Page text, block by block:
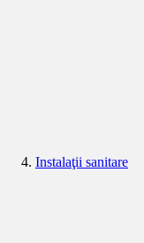
Instalaţii sanitare